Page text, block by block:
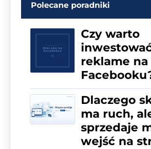
Polecane poradniki
Czy warto
reklame na
Dlaczego
ma ruch,
sprzedaje
wejść na